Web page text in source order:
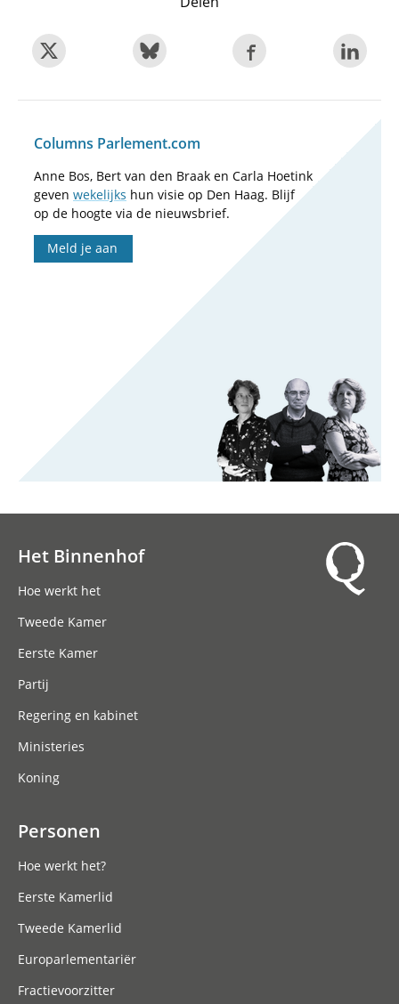
Columns Parlement.com
Anne Bos, Bert van den Braak en Carla Hoetink
geven wekelijks hun visie op Den Haag. Blijf
op de hoogte via de nieuwsbrief.
Meld je aan
Het Binnenhof
Hoe werkt het
Tweede Kamer
Eerste Kamer
Partij
Regering en kabinet
Ministeries
Koning
Personen
Hoe werkt het?
Eerste Kamerlid
Tweede Kamerlid
Europarlementariër
Fractievoorzitter